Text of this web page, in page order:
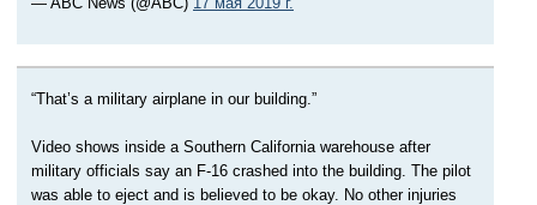
“That’s a military airplane in our building.”
Video shows inside a Southern California warehouse after
military officials say an F-16 crashed into the building. The pilot
was able to eject and is believed to be okay. No other injuries